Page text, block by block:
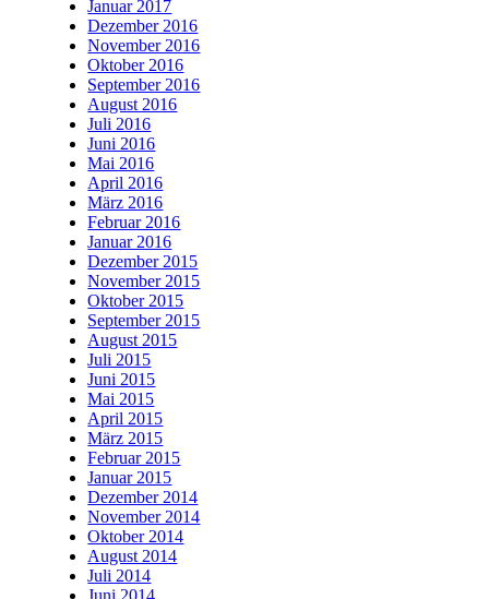
Januar 2017
Dezember 2016
November 2016
Oktober 2016
September 2016
August 2016
Juli 2016
Juni 2016
Mai 2016
April 2016
März 2016
Februar 2016
Januar 2016
Dezember 2015
November 2015
Oktober 2015
September 2015
August 2015
Juli 2015
Juni 2015
Mai 2015
April 2015
März 2015
Februar 2015
Januar 2015
Dezember 2014
November 2014
Oktober 2014
August 2014
Juli 2014
Juni 2014